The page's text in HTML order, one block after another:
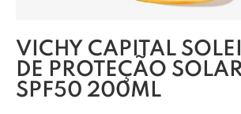
VICHY CAPITAL
DE PROTEÇÃO
SPF50 200ML